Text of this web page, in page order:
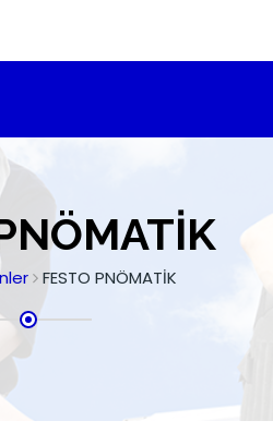
FESTO PNÖMATİK